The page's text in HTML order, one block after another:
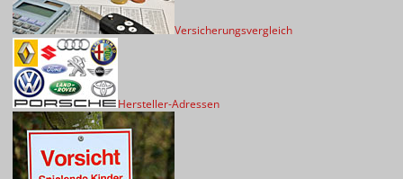
Versicherungsvergleich
Hersteller-Adressen